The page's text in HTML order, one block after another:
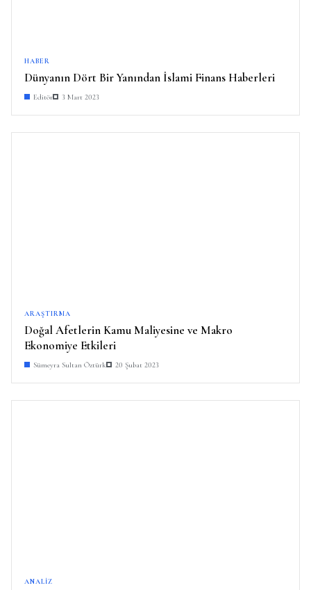
HABER
Dünyanın Dört Bir Yanından İslami Finans Haberleri
Editör 3 Mart 2023
ARAŞTIRMA
Doğal Afetlerin Kamu Maliyesine ve Makro
Ekonomiye Etkileri
Sümeyra Sultan Öztürk 20 Şubat 2023
ANALIZ